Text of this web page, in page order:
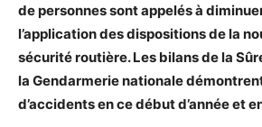
de personnes sont appelés à
l’application des dispositions de la
sécurité routière. Les bilans de la
la Gendarmerie nationale
d’accidents en ce début d’année et